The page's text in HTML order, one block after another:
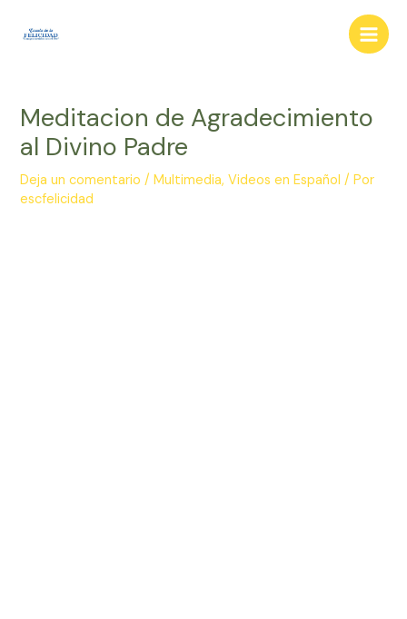
Main
Meditacion de Agradecimiento
al Divino Padre
Deja un comentario /Multimedia,Videos en Español / Por
escfelicidad